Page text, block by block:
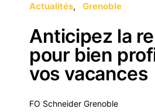
Actualités Grenoble
Anticipez la
pour bien
vos vacances
FO Schneider Grenoble